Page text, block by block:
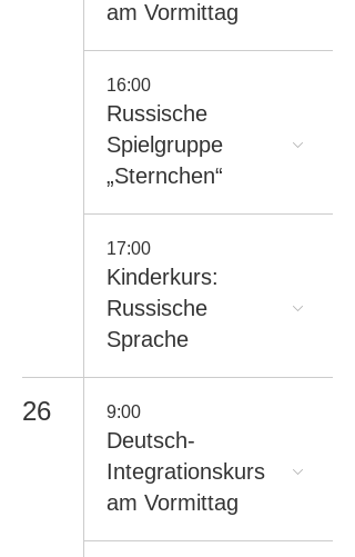
am Vormittag
16:00
Russische
Spielgruppe
„Sternchen“
17:00
Kinderkurs:
Russische
Sprache
26 9:00
Deutsch-
Integrationskurs
am Vormittag